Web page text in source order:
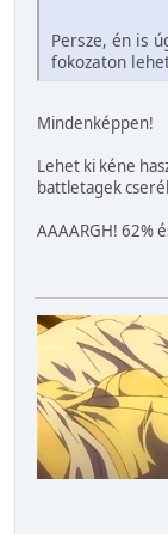
Persze, én is
fokozaton
Mindenképpen!
Lehet ki kéne
battletagek
AAAARGH! 62%